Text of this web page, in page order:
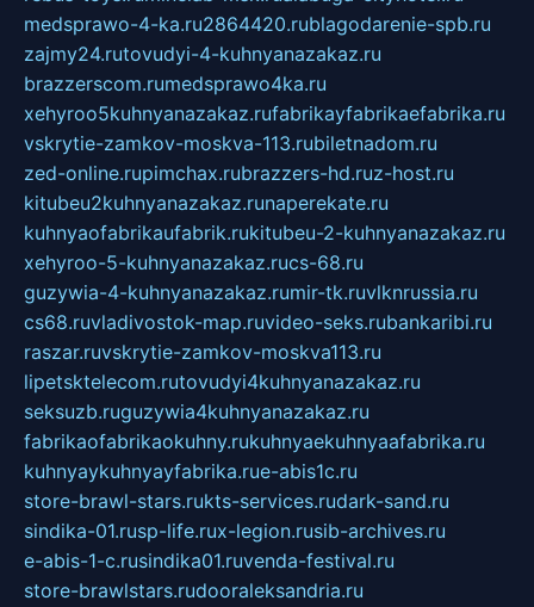
medsprawo-4-ka.ru2864420.rublagodarenie-spb.ru
zajmy24.rutovudyi-4-kuhnyanazakaz.ru
brazzerscom.rumedsprawo4ka.ru
xehyroo5kuhnyanazakaz.rufabrikayfabrikaefabrika.ru
vskrytie-zamkov-moskva-113.rubiletnadom.ru
zed-online.rupimchax.rubrazzers-hd.ruz-host.ru
kitubeu2kuhnyanazakaz.runaperekate.ru
kuhnyaofabrikaufabrik.rukitubeu-2-kuhnyanazakaz.ru
xehyroo-5-kuhnyanazakaz.rucs-68.ru
guzywia-4-kuhnyanazakaz.rumir-tk.ruvlknrussia.ru
cs68.ruvladivostok-map.ruvideo-seks.rubankaribi.ru
raszar.ruvskrytie-zamkov-moskva113.ru
lipetsktelecom.rutovudyi4kuhnyanazakaz.ru
seksuzb.ruguzywia4kuhnyanazakaz.ru
fabrikaofabrikaokuhny.rukuhnyaekuhnyaafabrika.ru
kuhnyaykuhnyayfabrika.rue-abis1c.ru
store-brawl-stars.rukts-services.rudark-sand.ru
sindika-01.rusp-life.rux-legion.rusib-archives.ru
e-abis-1-c.rusindika01.ruvenda-festival.ru
store-brawlstars.rudooraleksandria.ru